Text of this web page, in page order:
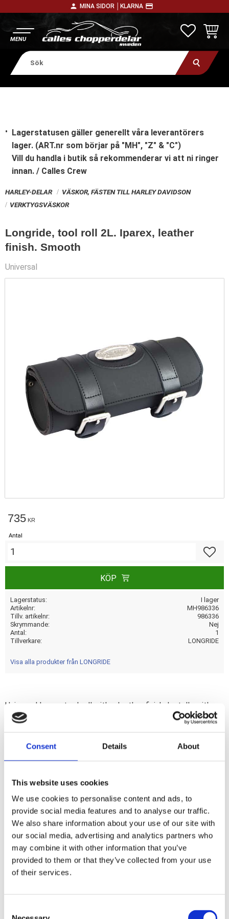
Consent Details About
This website uses cookies
We use cookies to personalise content and ads, to
provide social media features and to analyse our traffic.
We also share information about your use of our site with
our social media, advertising and analytics partners who
may combine it with other information that you’ve
provided to them or that they’ve collected from your use
of their services.
person MINA SIDOR │ KLARNA payment
Lagerstatusen gäller generellt våra leverantörers
lager. (ART.nr som börjar på "MH", "Z" & "C")
Vill du handla i butik så rekommenderar vi att ni ringer
innan. / Calles Crew
HARLEY-DELAR
VÄSKOR, FÄSTEN TILL HARLEY DAVIDSON
VERKTYGSVÄSKOR
Longride, tool roll 2L. Iparex, leather
finish. Smooth
Universal
735 KR
Antal
KÖP
Lagerstatus
I lager
Artikelnr
MH986336
Tillv. artikelnr
986336
Skrymmande
Nej
Antal
1
Tillverkare
LONGRIDE
Visa alla produkter från LONGRIDE
Universal Iparex tool roll with a leather finish. Installs with
straps to forks; frame etc. Dimensions of this small version:
Dela med dig
F
a
c
e
b
o
o
k
Omdömen
Du